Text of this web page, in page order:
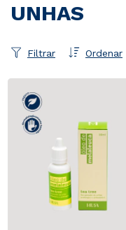
UNHAS
Ordenar
Filtrar